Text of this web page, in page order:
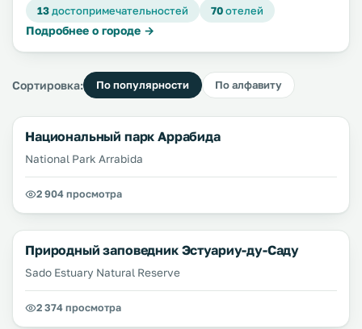
13достопримечательностей 70отелей
Подробнее о городе →
Сортировка: По популярности По алфавиту
Национальный парк Аррабида
National Park Arrabida
2 904 просмотра
Природный заповедник Эстуариу-ду-Саду
Sado Estuary Natural Reserve
2 374 просмотра